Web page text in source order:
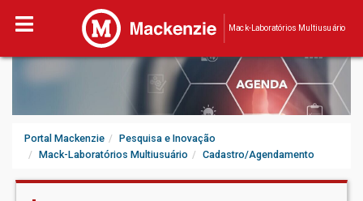
Mack-Laboratórios Multiusuário
Portal Mackenzie
Pesquisa e Inovação
Mack-Laboratórios Multiusuário
Cadastro/Agendamento